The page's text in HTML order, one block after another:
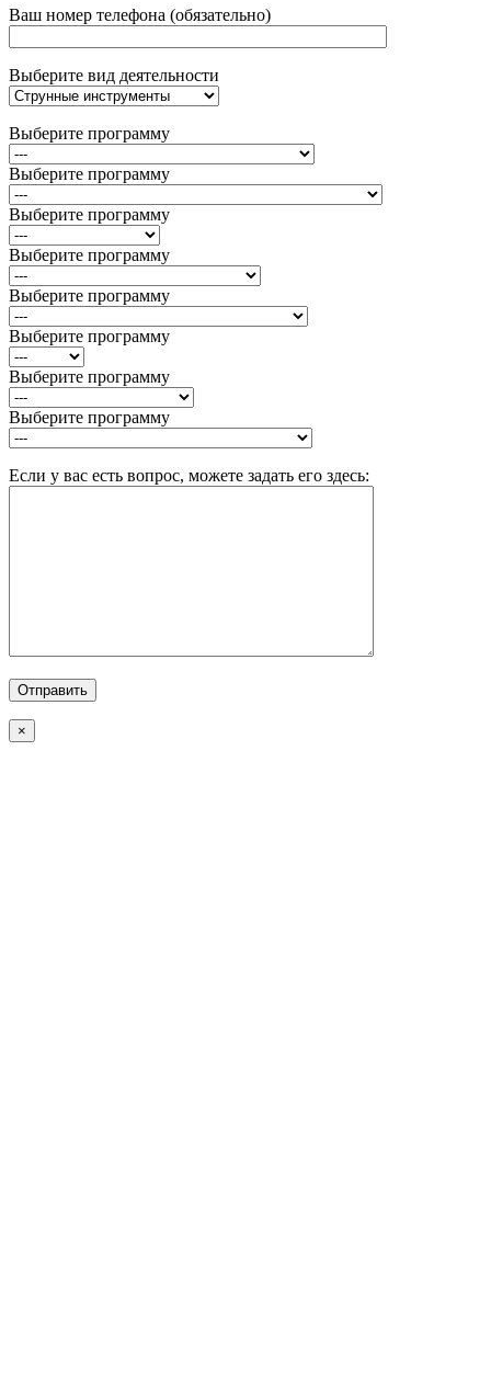
Ваш номер телефона (обязательно)
Выберите вид деятельности
Выберите программу
Выберите программу
Выберите программу
Выберите программу
Выберите программу
Выберите программу
Выберите программу
Выберите программу
Если у вас есть вопрос, можете задать его здесь:
×